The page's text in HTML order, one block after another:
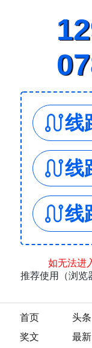
首页 头条
奖文
最新